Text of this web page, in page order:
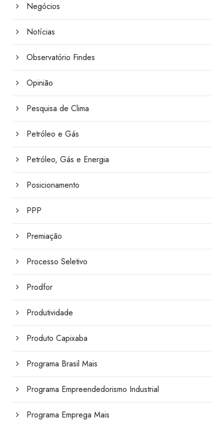
Negócios
Notícias
Observatório Findes
Opinião
Pesquisa de Clima
Petróleo e Gás
Petróleo, Gás e Energia
Posicionamento
PPP
Premiação
Processo Seletivo
Prodfor
Produtividade
Produto Capixaba
Programa Brasil Mais
Programa Empreendedorismo Industrial
Programa Emprega Mais